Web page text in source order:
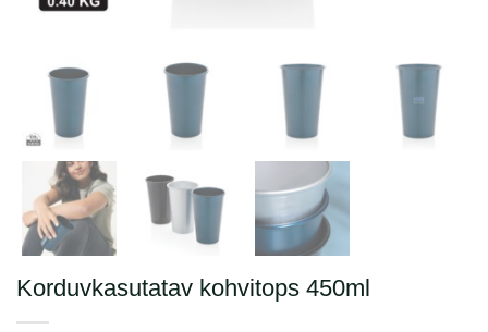
Korduvkasutatav kohvitops 450ml